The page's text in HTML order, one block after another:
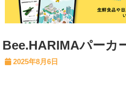
Bee.HARIMAパーカ
2025年8月6日